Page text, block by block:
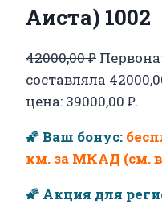
Аиста) 1002
42000,00₽
составляла
цена: 39000,00 ₽.
🌠 Ваш бонус:
км. за МКАД (см.
🌠 Акция для